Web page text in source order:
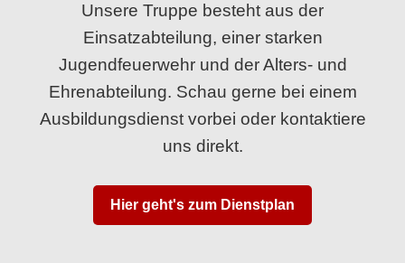
Unsere Truppe besteht aus der
Einsatzabteilung, einer starken
Jugendfeuerwehr und der Alters- und
Ehrenabteilung. Schau gerne bei einem
Ausbildungsdienst vorbei oder kontaktiere
uns direkt.
Hier geht's zum Dienstplan